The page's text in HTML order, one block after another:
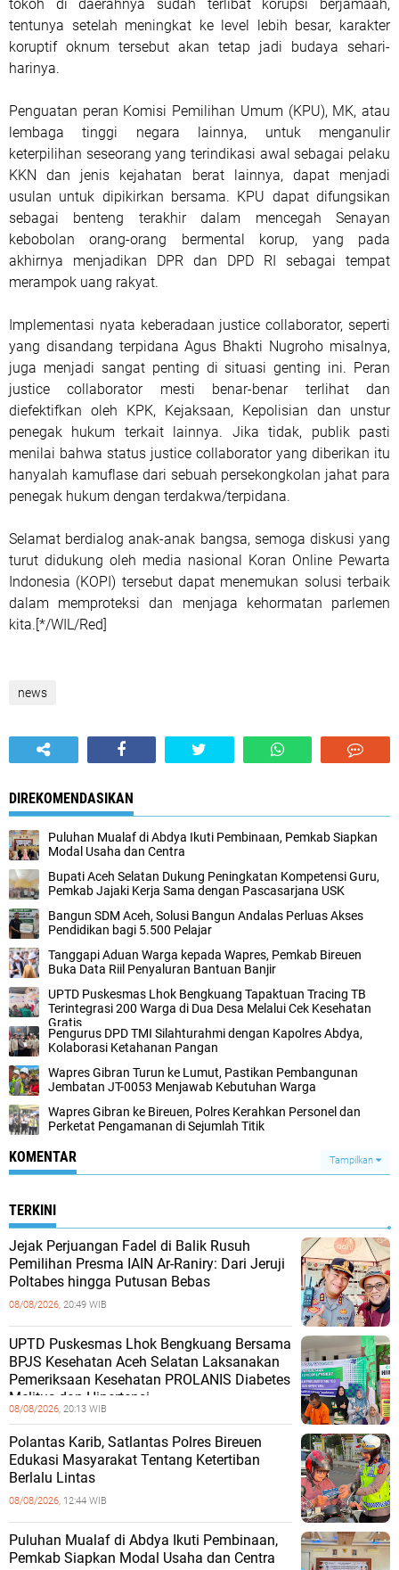
tokoh di daerahnya sudah terlibat korupsi berjamaah,
tentunya setelah meningkat ke level lebih besar, karakter
koruptif oknum tersebut akan tetap jadi budaya sehari-
harinya.
Penguatan peran Komisi Pemilihan Umum (KPU), MK, atau
lembaga tinggi negara lainnya, untuk menganulir
keterpilihan seseorang yang terindikasi awal sebagai pelaku
KKN dan jenis kejahatan berat lainnya, dapat menjadi
usulan untuk dipikirkan bersama. KPU dapat difungsikan
sebagai benteng terakhir dalam mencegah Senayan
kebobolan orang-orang bermental korup, yang pada
akhirnya menjadikan DPR dan DPD RI sebagai tempat
merampok uang rakyat.
Implementasi nyata keberadaan justice collaborator, seperti
yang disandang terpidana Agus Bhakti Nugroho misalnya,
juga menjadi sangat penting di situasi genting ini. Peran
justice collaborator mesti benar-benar terlihat dan
diefektifkan oleh KPK, Kejaksaan, Kepolisian dan unstur
penegak hukum terkait lainnya. Jika tidak, publik pasti
menilai bahwa status justice collaborator yang diberikan itu
hanyalah kamuflase dari sebuah persekongkolan jahat para
penegak hukum dengan terdakwa/terpidana.
Selamat berdialog anak-anak bangsa, semoga diskusi yang
turut didukung oleh media nasional Koran Online Pewarta
Indonesia (KOPI) tersebut dapat menemukan solusi terbaik
dalam memproteksi dan menjaga kehormatan parlemen
kita.[*/WIL/Red]
news
DIREKOMENDASIKAN
Puluhan Mualaf di Abdya Ikuti Pembinaan, Pemkab Siapkan
Modal Usaha dan Centra
Bupati Aceh Selatan Dukung Peningkatan Kompetensi Guru,
Pemkab Jajaki Kerja Sama dengan Pascasarjana USK
‎Bangun SDM Aceh, Solusi Bangun Andalas Perluas Akses
Pendidikan bagi 5.500 Pelajar ‎
Tanggapi Aduan Warga kepada Wapres, Pemkab Bireuen
Buka Data Riil Penyaluran Bantuan Banjir
UPTD Puskesmas Lhok Bengkuang Tapaktuan ‎Tracing TB
Terintegrasi 200 Warga di Dua Desa Melalui Cek Kesehatan
Gratis
Pengurus DPD TMI Silahturahmi dengan Kapolres Abdya,
Kolaborasi Ketahanan Pangan
Wapres Gibran Turun ke Lumut, Pastikan Pembangunan
Jembatan JT-0053 Menjawab Kebutuhan Warga
Wapres Gibran ke Bireuen, Polres Kerahkan Personel dan
Perketat Pengamanan di Sejumlah Titik
KOMENTAR Tampilkan
TERKINI
Jejak Perjuangan Fadel di Balik Rusuh
Pemilihan Presma IAIN Ar-Raniry: Dari Jeruji
Poltabes hingga Putusan Bebas
08/08/2026, 20:49 WIB
UPTD Puskesmas Lhok Bengkuang Bersama
BPJS Kesehatan Aceh Selatan Laksanakan
Pemeriksaan Kesehatan PROLANIS Diabetes
Melitus dan Hipertensi
08/08/2026, 20:13 WIB
Polantas Karib, Satlantas Polres Bireuen
Edukasi Masyarakat Tentang Ketertiban
Berlalu Lintas
08/08/2026, 12:44 WIB
Puluhan Mualaf di Abdya Ikuti Pembinaan,
Pemkab Siapkan Modal Usaha dan Centra